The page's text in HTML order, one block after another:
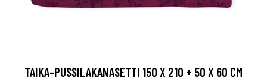
TAIKA-PUSSILAKANASETTI 150 X 210 + 50 X 60 CM